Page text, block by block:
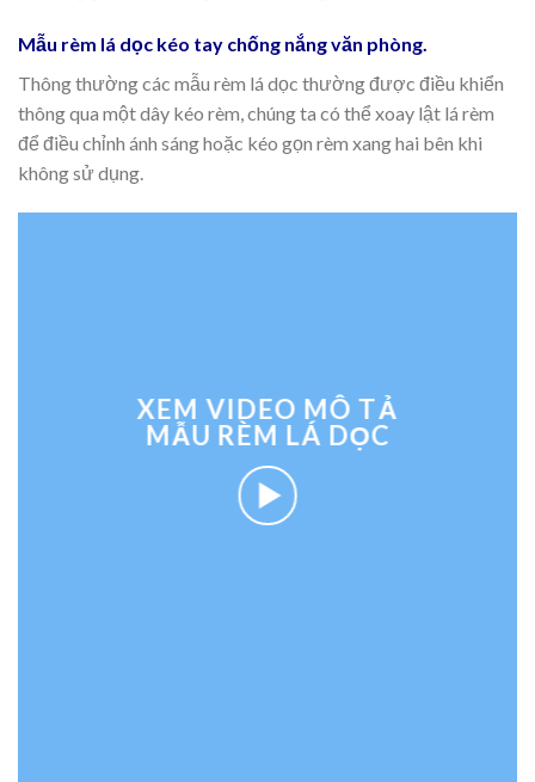
Mẫu rèm lá dọc kéo tay chống nắng văn phòng.
Thông thường các mẫu rèm lá dọc thường được điều khiển
thông qua một dây kéo rèm, chúng ta có thể xoay lật lá rèm
để điều chỉnh ánh sáng hoặc kéo gọn rèm xang hai bên khi
không sử dụng.
XEM VIDEO MÔ TẢ
MẪU RÈM LÁ DỌC